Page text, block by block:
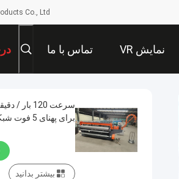
Co., Ltd
نمایش VR تماس با ما
سرعت 120
برای پهنای 5 فوت شبکه پرورش
بیشتر بدانید